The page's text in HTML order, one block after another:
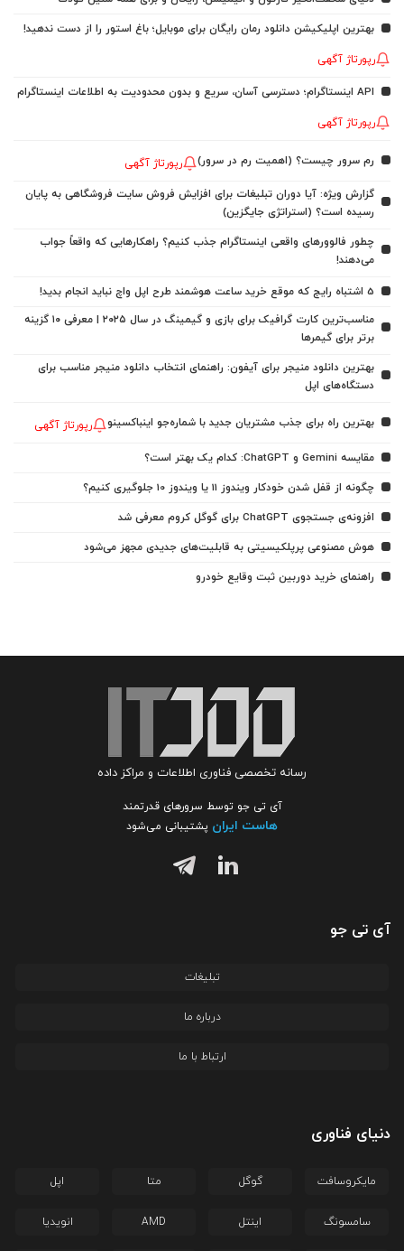
بهترین اپلیکیشن دانلود رمان رایگان برای موبایل؛ باغ استور را از دست ندهید!
رپورتاژ آگهی
API اینستاگرام؛ دسترسی آسان، سریع و بدون محدودیت به اطلاعات اینستاگرام
رپورتاژ آگهی
رم سرور چیست؟ (اهمیت رم در سرور) رپورتاژ آگهی
گزارش ویژه: آیا دوران تبلیغات برای افزایش فروش سایت فروشگاهی به پایان
رسیده است؟ (استراتژی جایگزین)
چطور فالوورهای واقعی اینستاگرام جذب کنیم؟ راهکارهایی که واقعاً جواب
می‌دهند!
5 اشتباه رایج که موقع خرید ساعت هوشمند طرح اپل واچ نباید انجام بدید!
مناسب‌ترین کارت گرافیک برای بازی و گیمینگ در سال ۲۰۲۵ | معرفی ۱۰ گزینه
برتر برای گیمرها
بهترین دانلود منیجر برای آیفون: راهنمای انتخاب دانلود منیجر مناسب برای
دستگاه‌های اپل
بهترین راه برای جذب مشتریان جدید با شماره‌جو اینباکسینو رپورتاژ آگهی
مقایسه Gemini و ChatGPT: کدام یک بهتر است؟
چگونه از قفل شدن خودکار ویندوز 11 یا ویندوز 10 جلوگیری کنیم؟
افزونه‌ی جستجوی ChatGPT برای گوگل کروم معرفی شد
هوش مصنوعی پرپلکیسیتی به قابلیت‌های جدیدی مجهز می‌شود
راهنمای خرید دوربین ثبت وقایع خودرو
رسانه تخصصی فناوری اطلاعات و مراکز داده
آی تی جو توسط سرورهای قدرتمند
هاست ایران پشتیبانی می‌شود
آی تی جو
تبلیغات
درباره ما
ارتباط با ما
دنیای فناوری
مایکروسافت گوگل متا اپل
سامسونگ اینتل AMD انویدیا